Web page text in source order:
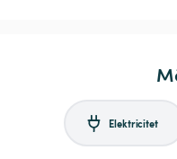
Elektricitet